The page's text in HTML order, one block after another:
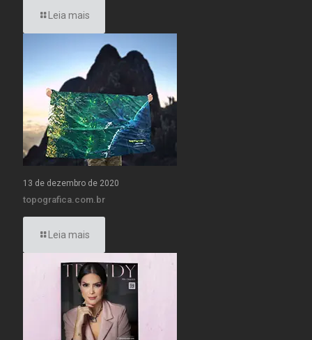
Leia mais
13 de dezembro de 2020
topografica.com.br
Leia mais